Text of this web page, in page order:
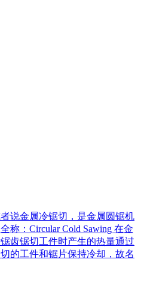
说金属冷锯切，是金属圆锯机
称：Circular Cold Sawing 在金
齿锯切工件时产生的热量通过
的工件和锯片保持冷却，故名